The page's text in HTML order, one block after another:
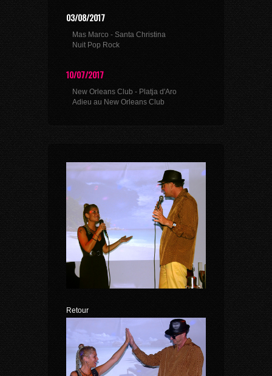
03/08/2017
Mas Marco - Santa Christina
Nuit Pop Rock
10/07/2017
New Orleans Club - Platja d'Aro
Adieu au New Orleans Club
Retour